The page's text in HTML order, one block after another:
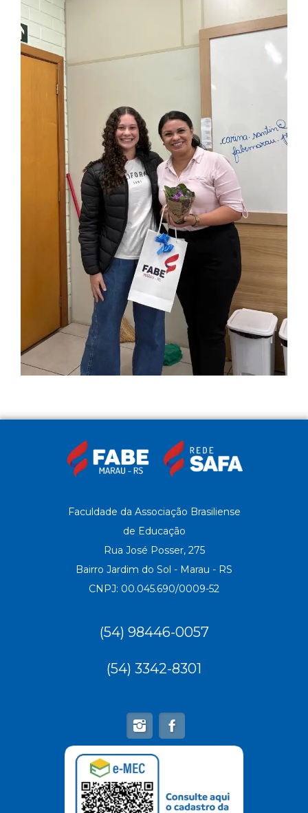
Faculdade da Associação Brasiliense
de Educação
Rua José Posser, 275
Bairro Jardim do Sol - Marau - RS
CNPJ: 00.045.690/0009-52
(54) 98446-0057
(54) 3342-8301